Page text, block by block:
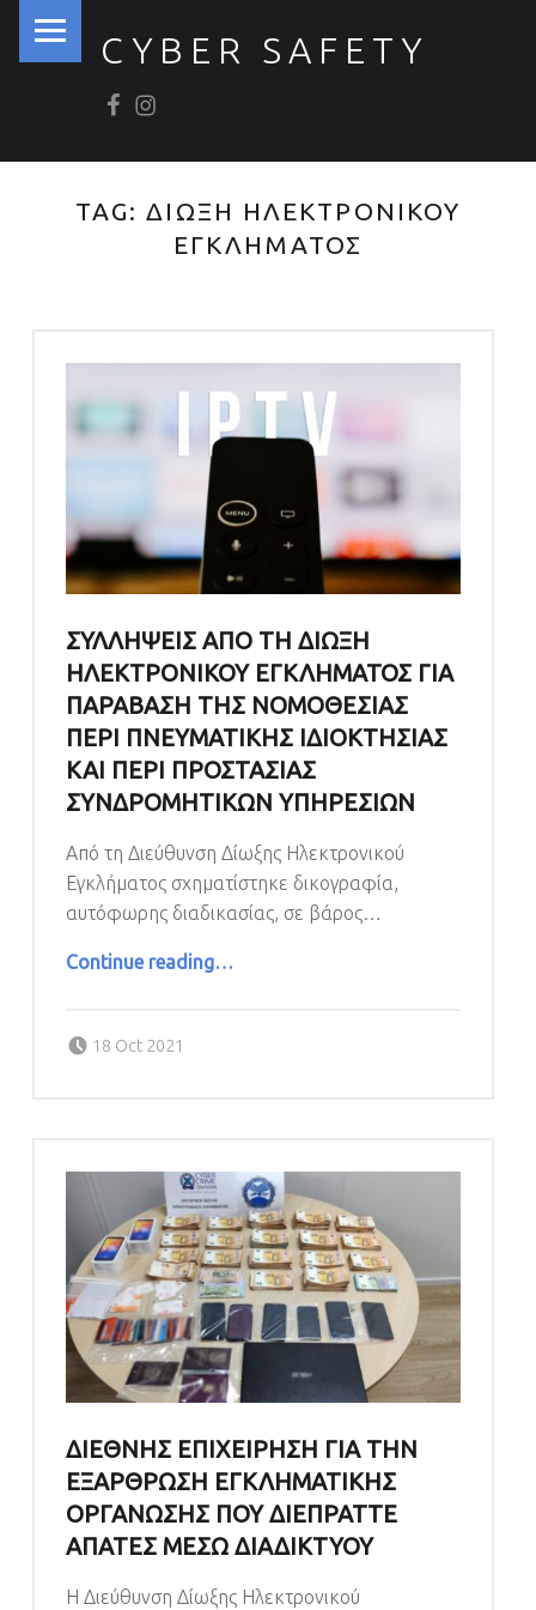
CYBER SAFETY
Ασφάλεια στον Κυβερνοχώρο
TAG: ΔΙΩΞΗ ΗΛΕΚΤΡΟΝΙΚΟΥ
ΕΓΚΛΗΜΑΤΟΣ
ΣΥΛΛΗΨΕΙΣ ΑΠΟ ΤΗ ΔΙΩΞΗ
ΗΛΕΚΤΡΟΝΙΚΟΥ ΕΓΚΛΗΜΑΤΟΣ ΓΙΑ
ΠΑΡΑΒΑΣΗ ΤΗΣ ΝΟΜΟΘΕΣΙΑΣ
ΠΕΡΙ ΠΝΕΥΜΑΤΙΚΗΣ ΙΔΙΟΚΤΗΣΙΑΣ
ΚΑΙ ΠΕΡΙ ΠΡΟΣΤΑΣΙΑΣ
ΣΥΝΔΡΟΜΗΤΙΚΩΝ ΥΠΗΡΕΣΙΩΝ
Από τη Διεύθυνση Δίωξης Ηλεκτρονικού
Εγκλήματος σχηματίστηκε δικογραφία,
αυτόφωρης διαδικασίας, σε βάρος…
Continue reading“ΣΥΛΛΗΨΕΙΣ ΑΠΟ ΤΗ ΔΙΩΞΗ ΗΛΕΚΤΡΟΝΙΚΟΥ ΕΓΚΛΗΜΑΤΟΣ ΓΙΑ ΠΑΡΑΒΑΣΗ ΤΗΣ ΝΟΜΟΘΕΣΙΑΣ ΠΕΡΙ ΠΝΕΥΜΑΤΙΚΗΣ ΙΔΙΟΚΤΗΣΙΑΣ ΚΑΙ ΠΕΡΙ ΠΡΟΣΤΑΣΙΑΣ ΣΥΝΔΡΟΜΗΤΙΚΩΝ ΥΠΗΡΕΣΙΩΝ”
…
18 Oct 2021
ΔΙΕΘΝΗΣ ΕΠΙΧΕΙΡΗΣΗ ΓΙΑ ΤΗΝ
ΕΞΑΡΘΡΩΣΗ ΕΓΚΛΗΜΑΤΙΚΗΣ
ΟΡΓΑΝΩΣΗΣ ΠΟΥ ΔΙΕΠΡΑΤΤΕ
ΑΠΑΤΕΣ ΜΕΣΩ ΔΙΑΔΙΚΤΥΟΥ
Η Διεύθυνση Δίωξης Ηλεκτρονικού